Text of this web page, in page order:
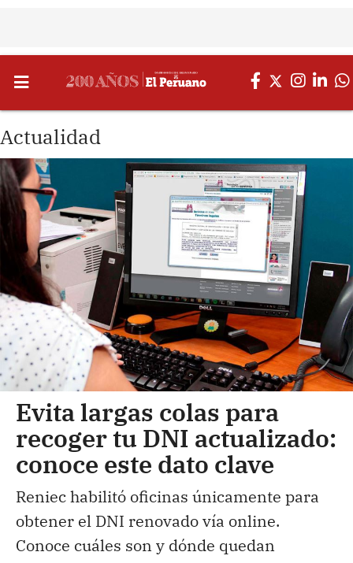
Actualidad
Evita largas colas para
recoger tu DNI actualizado:
conoce este dato clave
Reniec habilitó oficinas únicamente para
obtener el DNI renovado vía online.
Conoce cuáles son y dónde quedan